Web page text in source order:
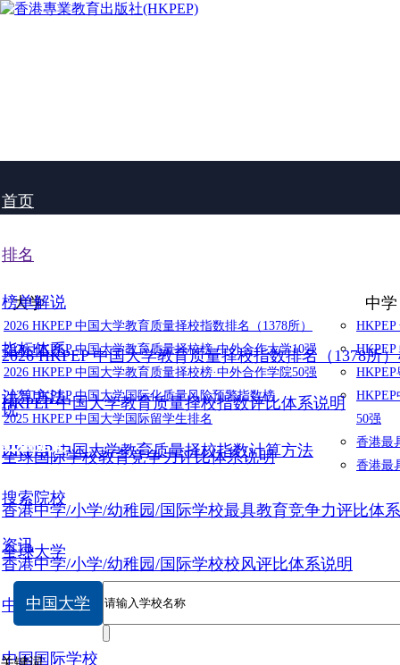
首页
排名
大学
2026 HKPEP 中国大学教育质量择校指数排名（1378所）
2026 HKPEP 中国大学教育质量择校榜·中外合作大学10强
2026 HKPEP 中国大学教育质量择校榜·中外合作学院50强
2025 HKPEP 中国大学国际化质量风险预警指数榜
2025 HKPEP 中国大学国际留学生排名
中学
50强
香港最
香港最
榜单解说
2026 HKPEP 中国大学教育质量择校指数排名（1378所
说
指标体系
HKPEP 中国大学教育质量择校指数评比体系说明
全球国际学校教育竞争力评比体系说明
香港中学/小学/幼稚园/国际学校最具教育竞争力评比体
香港中学/小学/幼稚园/国际学校校风评比体系说明
计算方法
HKPEP 中国大学教育质量择校指数计算方法
数据提交
搜索院校
全球大学
中国大学
中国国际学校
资讯
中国大学